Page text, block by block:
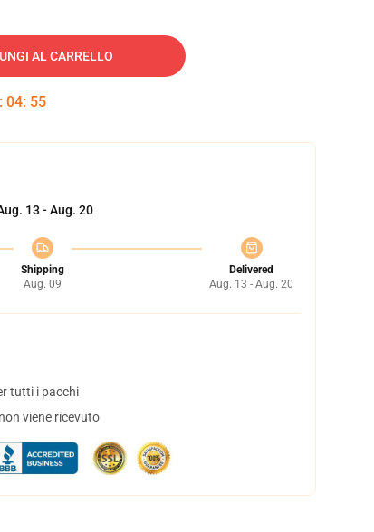
AL CARRELLO
: 04: 54
13 - Aug. 20
Shipping
Aug. 09
Delivered
Aug. 13 - Aug. 20
tutti i pacchi
viene ricevuto